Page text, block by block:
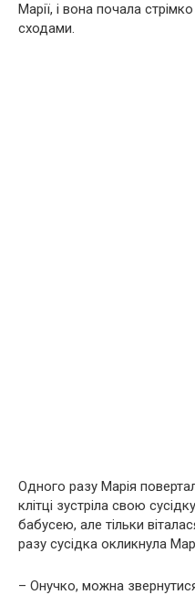
Марії, і вона почала
сходами.
Одного разу Марія
клітці зустріла свою
бабусею, але тільки
разу сусідка окликнула
– Онучко, можна